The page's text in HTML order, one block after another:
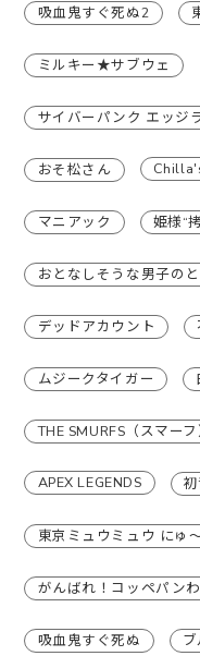
吸血鬼すぐ死ぬ2
ミルキー★サブウェ
サイバーパンク エッジ
おそ松さん
マニアック 姫様“
おとなしそうな男子の
デッドアカウント
ムジークタイガー
THE SMURFS（スマーフ
APEX LEGENDS
東京ミュウミュウ にゅ
がんばれ！コッペパン
吸血鬼すぐ死ぬ